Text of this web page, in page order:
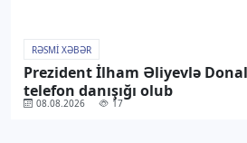
RƏSMI XƏBƏR
Prezident İlham Əliyevlə
telefon danışığı olub
08.08.2026 17